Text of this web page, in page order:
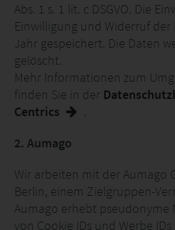
Abs. 1 s. 1 lit. c DSGVO. Die
Einwilligung und Widerruf
Jahr gespeichert. Die Daten
gelöscht.
Mehr Informationen zum
finden Sie in der
Centrics
2. Aumago
Wir arbeiten mit der Aumago
Berlin, einem Zielgruppen-
Aumago erhebt pseudonyme
von Cookie IDs und Werbe